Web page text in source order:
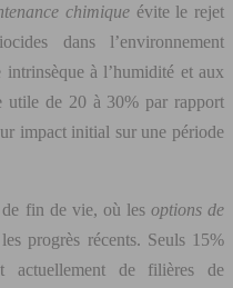
chimique évite le rejet
dans l’environnement
à l’humidité et aux
utile de 20 à 30% par rapport
impact initial sur une période
de fin de vie, où les options de
progrès récents. Seuls 15%
actuellement de filières de